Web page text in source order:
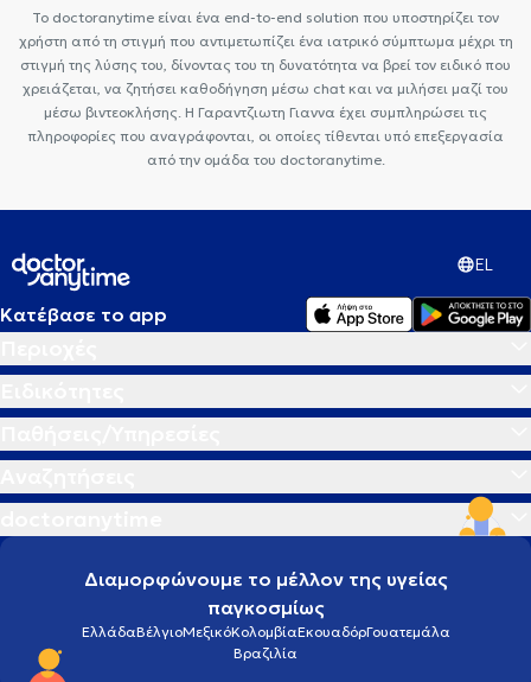
Το doctoranytime είναι ένα end-to-end solution που υποστηρίζει τον
χρήστη από τη στιγμή που αντιμετωπίζει ένα ιατρικό σύμπτωμα μέχρι τη
στιγμή της λύσης του, δίνοντας του τη δυνατότητα να βρεί τον ειδικό που
χρειάζεται, να ζητήσει καθοδήγηση μέσω chat και να μιλήσει μαζί του
μέσω βιντεοκλήσης. Η Γαραντζιωτη Γιαννα έχει συμπληρώσει τις
πληροφορίες που αναγράφονται, οι οποίες τίθενται υπό επεξεργασία
από την ομάδα του doctoranytime.
EL
Κατέβασε το app
Διαμορφώνουμε το μέλλον της υγείας
παγκοσμίως
ΕλλάδαΒέλγιοΜεξικόΚολομβίαΕκουαδόρΓουατεμάλα
Βραζιλία